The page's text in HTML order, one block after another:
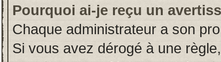
Pourquoi ai-je reçu un
Chaque administrateur a son
Si vous avez dérogé à une